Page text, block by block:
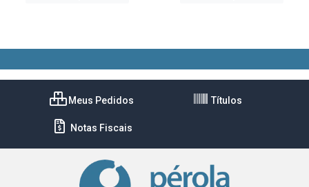
Meus Pedidos Títulos
Notas Fiscais